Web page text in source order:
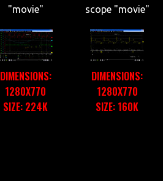
"movie"
DIMENSIONS:
1280X770
SIZE: 224K
scope "movie"
DIMENSIONS:
1280X770
SIZE: 160K